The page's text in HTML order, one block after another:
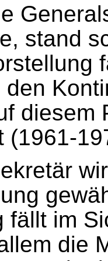
stand
diesem
(1961-
fällt im
die